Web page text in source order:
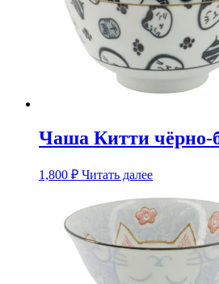
Чаша Китти чёрно-
1,800 ₽ Читать далее